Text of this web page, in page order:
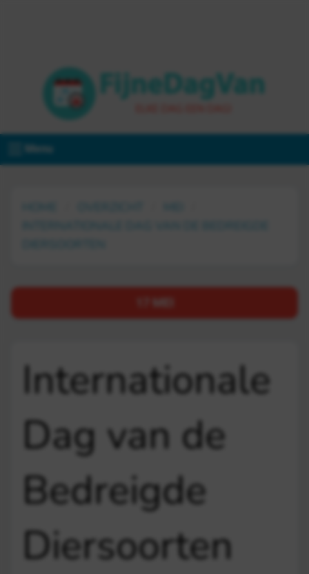
Menu
Internationale
Dag van de
Bedreigde
Diersoorten